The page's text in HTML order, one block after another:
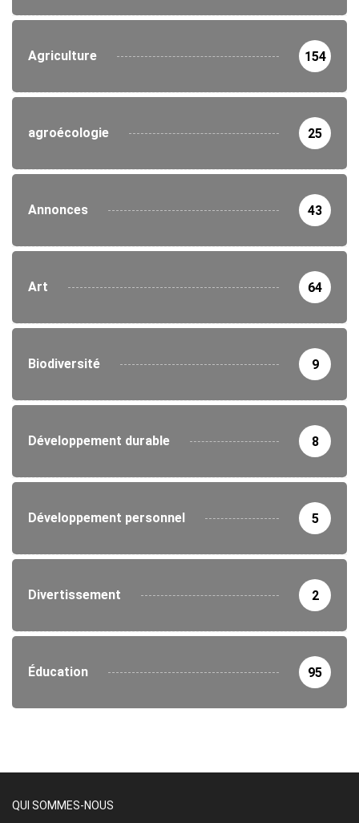
Agriculture 154
agroécologie 25
Annonces 43
Art 64
Biodiversité 9
Développement durable 8
Développement personnel 5
Divertissement 2
Éducation 95
QUI SOMMES-NOUS